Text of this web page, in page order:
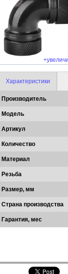
Характеристики
Производитель
Модель
Артикул
Количество
Материал
Резьба
Размер, мм
Страна производства
Гарантия, мес